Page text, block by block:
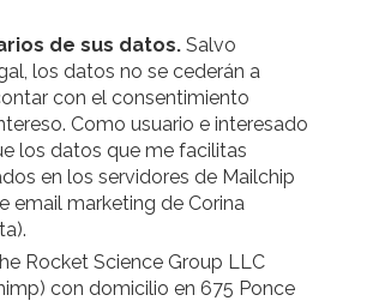
de sus datos. Salvo
los datos no se cederán a
con el consentimiento
Como usuario e interesado
los datos que me facilitas
en los servidores de Mailchip
email marketing de Corina
Rocket Science Group LLC
con domicilio en 675 Ponce